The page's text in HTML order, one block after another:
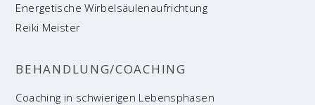
Ener­ge­ti­sche Wirbelsäulenaufrichtung
Rei­ki Meister
BEHANDLUNG/COACHING
Coa­ching in schwie­ri­gen Lebensphasen